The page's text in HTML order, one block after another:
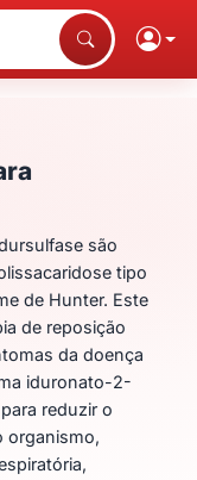
para
são
tipo
de Hunter. Este
de reposição
da doença
iduronato-2-
reduzir o
organismo,